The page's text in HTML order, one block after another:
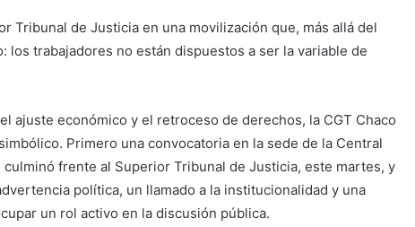
Tribunal de Justicia en una movilización que, más allá del
trabajadores no están dispuestos a ser la variable de
ajuste económico y el retroceso de derechos, la CGT Chaco
Primero una convocatoria en la sede de la Central
frente al Superior Tribunal de Justicia, este martes, y
política, un llamado a la institucionalidad y una
un rol activo en la discusión pública.